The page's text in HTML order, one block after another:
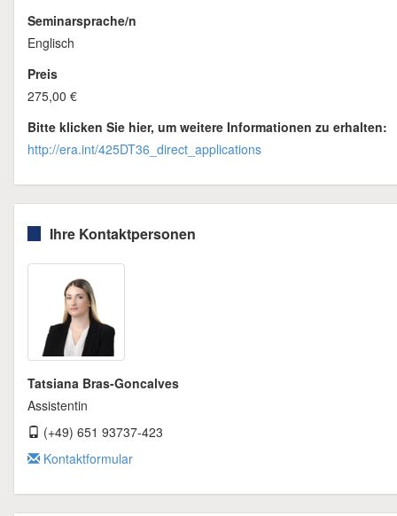
Seminarsprache/n
Englisch
Preis
275,00 €
Bitte klicken Sie hier, um weitere Informationen zu erhalten:
http://era.int/425DT36_direct_applications
Ihre Kontaktpersonen
Tatsiana Bras-Goncalves
Assistentin
(+49) 651 93737-423
Kontaktformular